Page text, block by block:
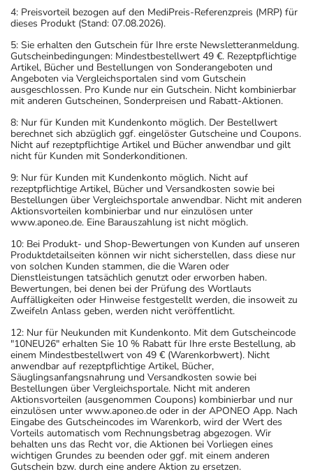
Die Gesamtdosis sollte nicht ohne Rücksprache mit
einem Arzt oder Apotheker überschritten werden.
Art der Anwendung?
Nehmen Sie das Arzneimittel mit Flüssigkeit (z.B. 1 Glas
Wasser) ein.
Dauer der Anwendung?
Die Anwendungsdauer richtet sich nach Art der
Beschwerde und/oder Dauer der Erkrankung und wird
deshalb nur von Ihrem Arzt bestimmt. Prinzipiell ist die
Dauer der Anwendung zeitlich nicht begrenzt, das
Arzneimittel kann daher längerfristig angewendet
werden.
Überdosierung?
Bei einer Überdosierung kann es zu Schläfrigkeit,
Verwirrtheit und Unruhe kommen. Setzen Sie sich bei
dem Verdacht auf eine Überdosierung umgehend mit
einem Arzt in Verbindung.
Einnahme vergessen?
Setzen Sie die Einnahme zum nächsten vorgeschriebenen
Zeitpunkt ganz normal (also nicht mit der doppelten
Menge) fort.
Generell gilt: Achten Sie vor allem bei Säuglingen,
Kleinkindern und älteren Menschen auf eine
4: Preisvorteil bezogen auf den MediPreis-Referenzpreis (MRP) für
dieses Produkt (Stand: 07.08.2026).
5: Sie erhalten den Gutschein für Ihre erste Newsletteranmeldung.
Gutscheinbedingungen: Mindestbestellwert 49 €. Rezeptpflichtige
Artikel, Bücher und Bestellungen von Sonderangeboten und
Angeboten via Vergleichsportalen sind vom Gutschein
ausgeschlossen. Pro Kunde nur ein Gutschein. Nicht kombinierbar
mit anderen Gutscheinen, Sonderpreisen und Rabatt-Aktionen.
8: Nur für Kunden mit Kundenkonto möglich. Der Bestellwert
berechnet sich abzüglich ggf. eingelöster Gutscheine und Coupons.
Nicht auf rezeptpflichtige Artikel und Bücher anwendbar und gilt
nicht für Kunden mit Sonderkonditionen.
9: Nur für Kunden mit Kundenkonto möglich. Nicht auf
rezeptpflichtige Artikel, Bücher und Versandkosten sowie bei
Bestellungen über Vergleichsportale anwendbar. Nicht mit anderen
Aktionsvorteilen kombinierbar und nur einzulösen unter
www.aponeo.de. Eine Barauszahlung ist nicht möglich.
10: Bei Produkt- und Shop-Bewertungen von Kunden auf unseren
Produktdetailseiten können wir nicht sicherstellen, dass diese nur
von solchen Kunden stammen, die die Waren oder
Dienstleistungen tatsächlich genutzt oder erworben haben.
Bewertungen, bei denen bei der Prüfung des Wortlauts
Auffälligkeiten oder Hinweise festgestellt werden, die insoweit zu
Zweifeln Anlass geben, werden nicht veröffentlicht.
12: Nur für Neukunden mit Kundenkonto. Mit dem Gutscheincode
"10NEU26" erhalten Sie 10 % Rabatt für Ihre erste Bestellung, ab
einem Mindestbestellwert von 49 € (Warenkorbwert). Nicht
anwendbar auf rezeptpflichtige Artikel, Bücher,
Säuglingsanfangsnahrung und Versandkosten sowie bei
Bestellungen über Vergleichsportale. Nicht mit anderen
Aktionsvorteilen (ausgenommen Coupons) kombinierbar und nur
einzulösen unter www.aponeo.de oder in der APONEO App. Nach
Eingabe des Gutscheincodes im Warenkorb, wird der Wert des
Vorteils automatisch vom Rechnungsbetrag abgezogen. Wir
behalten uns das Recht vor, die Aktionen bei Vorliegen eines
wichtigen Grundes zu beenden oder ggf. mit einem anderen
Gutschein bzw. durch eine andere Aktion zu ersetzen.